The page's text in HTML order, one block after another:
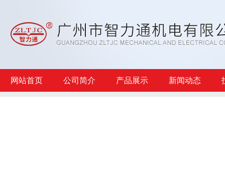
网站首页 公司简介 产品展示 新闻动态